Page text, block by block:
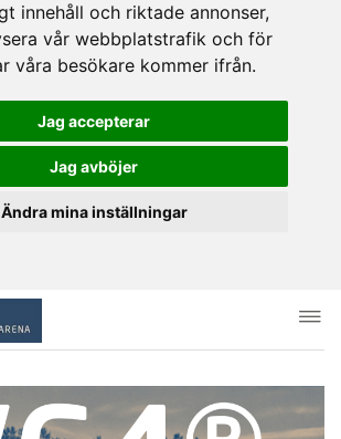
innehåll och riktade annonser,
vår webbplatstrafik och för
våra besökare kommer ifrån.
Jag accepterar
Jag avböjer
Ändra mina inställningar